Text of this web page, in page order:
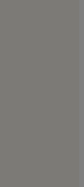
Goleniow